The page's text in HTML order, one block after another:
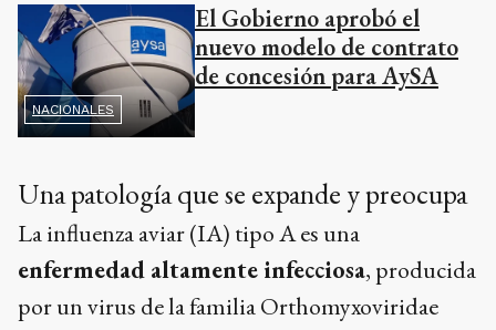
NACIONALES
El Gobierno aprobó el
nuevo modelo de contrato
de concesión para AySA
Una patología que se expande y preocupa
La influenza aviar (IA) tipo A es una
enfermedad altamente infecciosa, producida
por un virus de la familia Orthomyxoviridae